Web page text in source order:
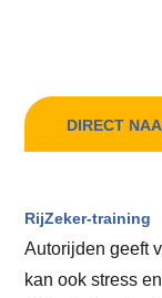
DIRECT
RijZeker-training
Autorijden geeft
kan ook stress